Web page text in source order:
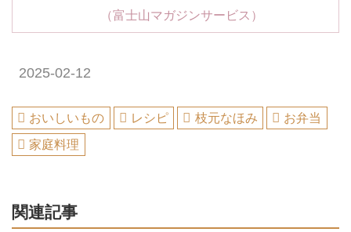
（富士山マガジンサービス）
2025-02-12
おいしいもの レシピ 枝元なほみ
お弁当
家庭料理
関連記事